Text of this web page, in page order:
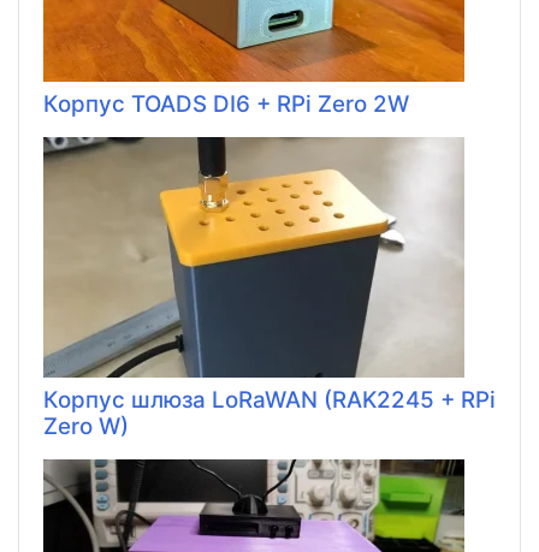
Корпус TOADS DI6 + RPi Zero 2W
Корпус шлюза LoRaWAN (RAK2245 + RPi
Zero W)